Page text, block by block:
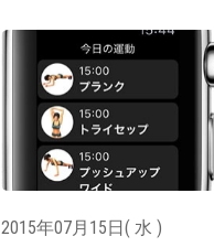
2015年07月15日( 水 )